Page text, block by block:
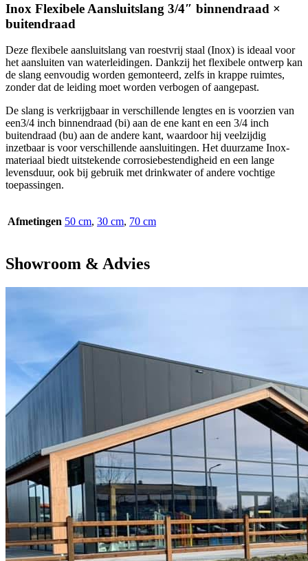
Inox Flexibele Aansluitslang 3/4″ binnendraad ×
buitendraad
Deze flexibele aansluitslang van roestvrij staal (Inox) is ideaal voor
het aansluiten van waterleidingen. Dankzij het flexibele ontwerp kan
de slang eenvoudig worden gemonteerd, zelfs in krappe ruimtes,
zonder dat de leiding moet worden verbogen of aangepast.
De slang is verkrijgbaar in verschillende lengtes en is voorzien van
een3/4 inch binnendraad (bi) aan de ene kant en een 3/4 inch
buitendraad (bu) aan de andere kant, waardoor hij veelzijdig
inzetbaar is voor verschillende aansluitingen. Het duurzame Inox-
materiaal biedt uitstekende corrosiebestendigheid en een lange
levensduur, ook bij gebruik met drinkwater of andere vochtige
toepassingen.
Afmetingen 50 cm, 30 cm, 70 cm
Showroom & Advies